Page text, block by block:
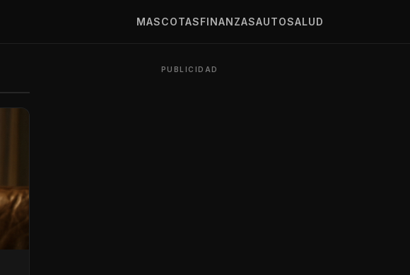
MASCOTASFINANZASAUTOSALUD
PUBLICIDAD